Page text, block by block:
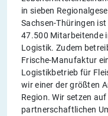
in sieben
Sachsen-Thüringen
47.500 Mitarbeitende
Logistik. Zudem
Frische-Manufaktur
Logistikbetrieb für
wir einer der größten
Region. Wir setzen
partnerschaftlichen